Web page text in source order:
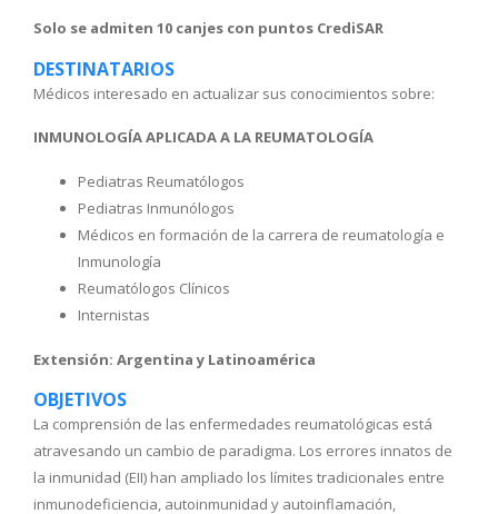
Solo se admiten 10 canjes con puntos CrediSAR
DESTINATARIOS
Médicos interesado en actualizar sus conocimientos sobre:
INMUNOLOGÍA APLICADA A LA REUMATOLOGÍA
Pediatras Reumatólogos
Pediatras Inmunólogos
Médicos en formación de la carrera de reumatología e
Inmunología
Reumatólogos Clínicos
Internistas
Extensión: Argentina y Latinoamérica
OBJETIVOS
La comprensión de las enfermedades reumatológicas está
atravesando un cambio de paradigma. Los errores innatos de
la inmunidad (EII) han ampliado los límites tradicionales entre
inmunodeficiencia, autoinmunidad y autoinflamación,